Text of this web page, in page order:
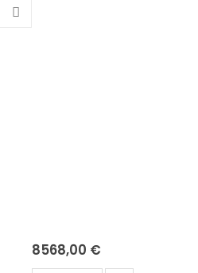
8568,00 €